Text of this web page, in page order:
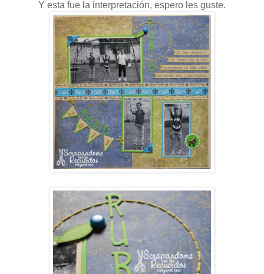
Y esta fue la interpretación, espero les guste.